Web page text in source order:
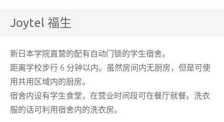
Joytel 福生
新日本学院直营的配有自动门锁的学生宿舍。
距离学校步行 6 分钟以内。虽然房间内无厨房，但是可使
用共用区域内的厨房。
宿舍内设有学生食堂，在营业时间段可在餐厅就餐。洗衣
服的话可利用宿舍内的洗衣房。